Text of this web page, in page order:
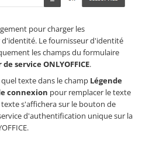
pour charger les
Le fournisseur d'identité
les champs du formulaire
service ONLYOFFICE.
texte dans le champ Légende
connexion pour remplacer le texte
texte s'affichera sur le bouton de
d'authentification unique sur la